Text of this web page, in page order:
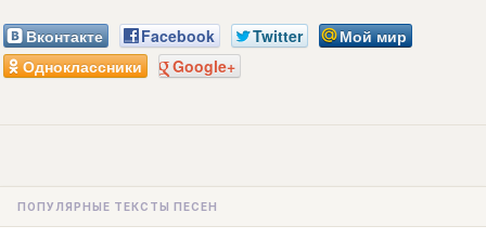
Вконтакте Facebook Twitter
Мой мир
Одноклассники
Google+
ПОПУЛЯРНЫЕ ТЕКСТЫ ПЕСЕН